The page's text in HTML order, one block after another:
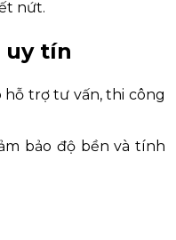
nứt.
uy tín
trợ tư vấn, thi công
bảo độ bền và tính